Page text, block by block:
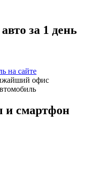
за 1 день
на сайте
офис
и смартфон